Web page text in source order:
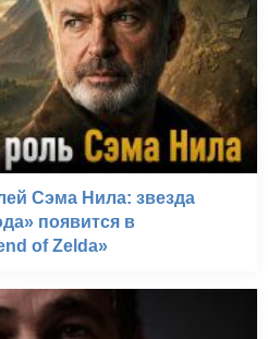
(1984)
Сэма Нила: звезда
появится в
of Zelda»